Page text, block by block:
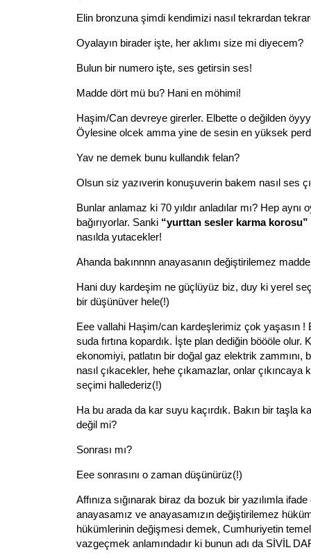
Elin bronzuna şimdi kendimizi nasıl tekrardan
Oyalayın birader işte, her aklımı size mi diyecem?
Bulun bir numero işte, ses getirsin ses!
Madde dört mü bu? Hani en möhimi!
Haşim/Can devreye girerler. Elbette o değilden
Öylesine olcek amma yine de sesin en yüksek
Yav ne demek bunu kullandık felan?
Olsun siz yazıverin konuşuverin bakem nasıl ses
Bunlar anlamaz ki 70 yıldır anladılar mı? Hep aynı
bağırıyorlar. Sanki “yurttan sesler karma korosu”
nasılda yutacekler!
Ahanda bakınnnn anayasanın değiştirilemez
Hani duy kardeşim ne güçlüyüz biz, duy ki yerel
bir düşünüver hele(!)
Eee vallahi Haşim/can kardeşlerimiz çok yaşasın !
suda fırtına kopardık. İşte plan dediğin böööle olur.
ekonomiyi, patlatın bir doğal gaz elektrik zammını,
nasıl çıkacekler, hehe çıkamazlar, onlar
seçimi hallederiz(!)
Ha bu arada da kar suyu kaçırdık. Bakın bir taşla
değil mi?
Sonrası mı?
Eee sonrasını o zaman düşünürüz(!)
Affınıza sığınarak biraz da bozuk bir yazılımla
anayasamız ve anayasamızın değiştirilemez
hükümlerinin değişmesi demek, Cumhuriyetin
vazgeçmek anlamındadır ki bunun adı da SİVİL